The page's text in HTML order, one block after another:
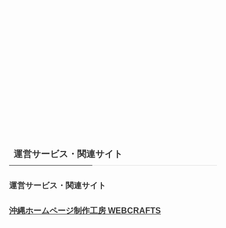
運営サービス・関連サイト
運営サービス・関連サイト
沖縄ホームページ制作工房 WEBCRAFTS